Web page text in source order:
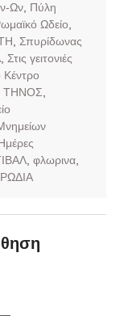
Ων, Πύλη
Ωδείο
Σπυρίδωνας
, Στις γειτονιές
Κέντρο
ΤΗΝΟΣ
, φλωρινα,